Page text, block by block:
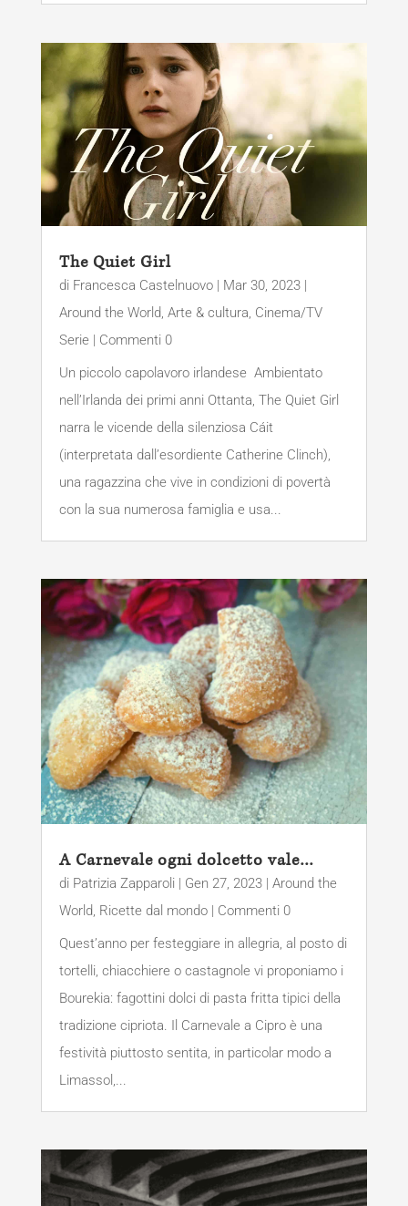
The Quiet Girl
di Francesca Castelnuovo| Mar 30, 2023|
Around the World, Arte & cultura, Cinema/TV
Serie| Commenti 0
Un piccolo capolavoro irlandese Ambientato
nell’Irlanda dei primi anni Ottanta, The Quiet Girl
narra le vicende della silenziosa Cáit
(interpretata dall’esordiente Catherine Clinch),
una ragazzina che vive in condizioni di povertà
con la sua numerosa famiglia e usa...
A Carnevale ogni dolcetto vale…
di Patrizia Zapparoli| Gen 27, 2023| Around the
World, Ricette dal mondo| Commenti 0
Quest’anno per festeggiare in allegria, al posto di
tortelli, chiacchiere o castagnole vi proponiamo i
Bourekia: fagottini dolci di pasta fritta tipici della
tradizione cipriota. Il Carnevale a Cipro è una
festività piuttosto sentita, in particolar modo a
Limassol,...